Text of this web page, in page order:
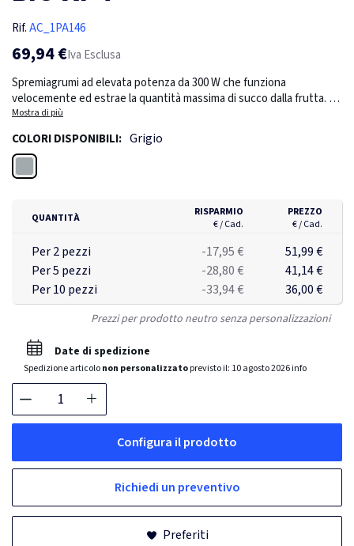
Rif.AC_1PA146
69,94 €Iva Esclusa
Spremiagrumi ad elevata potenza da 300 W che funziona
velocemente ed estrae la quantità massima di succo dalla frutta. La
maniglia integrata in alluminio rende il funzionamento più facile, più
veloce e più pulito. Tutte le parti sono rimovibili e lavabili in
lavastoviglie. Dispone di 2 coni di diverse dimensioni per adattare lo
spremiagrumi alla frutta. Lo spremiagrumi dispone di una funzione
antigoccia e di un filtro per la polpa regolabile. Capacità: 270 ml.
Mostra di più
COLORI DISPONIBILI: Grigio
QUANTITÀ
RISPARMIO
€ / Cad.
PREZZO
€ / Cad.
Per 2 pezzi -17,95 €
51,99 €
Per 5 pezzi
-28,80 €
41,14 €
Per 10 pezzi
-33,94 € 36,00 €
Prezzi per prodotto neutro senza personalizzazioni
Date di spedizione
Spedizione articolonon personalizzatoprevisto il: 10 agosto 2026info
Configura il prodotto
Richiedi un preventivo
Preferiti